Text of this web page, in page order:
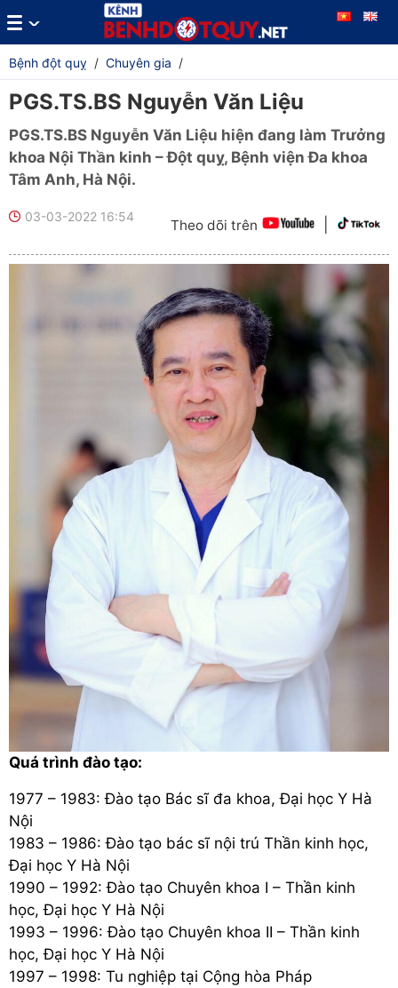
Bệnh đột quỵ / Chuyên gia /
PGS.TS.BS Nguyễn Văn Liệu
PGS.TS.BS Nguyễn Văn Liệu hiện đang làm Trưởng
khoa Nội Thần kinh – Đột quỵ, Bệnh viện Đa khoa
Tâm Anh, Hà Nội.
03-03-2022 16:54 Theo dõi trên
Quá trình đào tạo:
1977 – 1983: Đào tạo Bác sĩ đa khoa, Đại học Y Hà
Nội
1983 – 1986: Đào tạo bác sĩ nội trú Thần kinh học,
Đại học Y Hà Nội
1990 – 1992: Đào tạo Chuyên khoa I – Thần kinh
học, Đại học Y Hà Nội
1993 – 1996: Đào tạo Chuyên khoa II – Thần kinh
học, Đại học Y Hà Nội
1997 – 1998: Tu nghiệp tại Cộng hòa Pháp